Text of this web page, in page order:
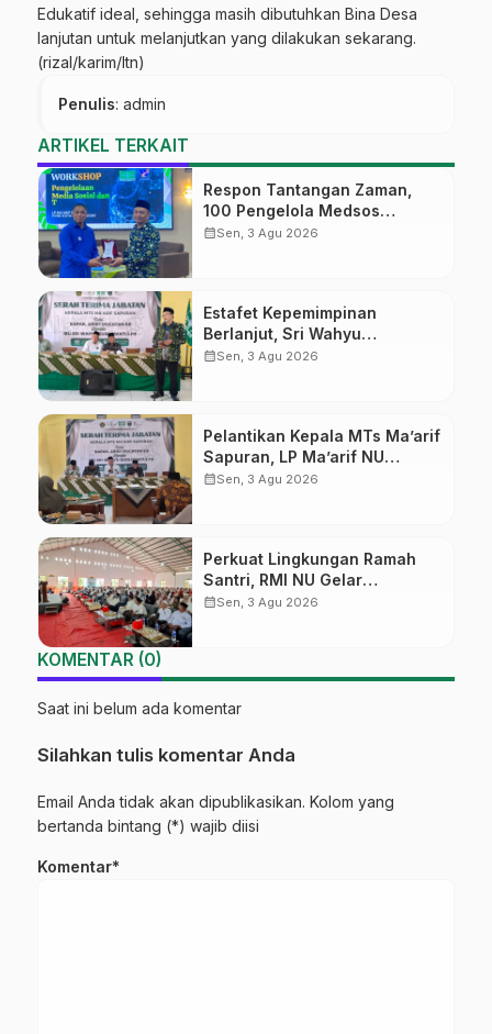
Edukatif ideal, sehingga masih dibutuhkan Bina Desa
lanjutan untuk melanjutkan yang dilakukan sekarang.
(rizal/karim/ltn)
Penulis: admin
ARTIKEL TERKAIT
Respon Tantangan Zaman,
100 Pengelola Medsos
Sekolah Ma’arif Pekalongan
calendar_monthSen, 3 Agu 2026
Estafet Kepemimpinan
Berlanjut, Sri Wahyu
Susilowati Resmi Pimpin MTs
calendar_monthSen, 3 Agu 2026
Pelantikan Kepala MTs Ma’arif
Sapuran, LP Ma’arif NU
Wonosobo Tekankan Lima
calendar_monthSen, 3 Agu 2026
Perkuat Lingkungan Ramah
Santri, RMI NU Gelar
‘Sambang Pesantren’ di Pati
calendar_monthSen, 3 Agu 2026
KOMENTAR (0)
Saat ini belum ada komentar
Silahkan tulis komentar Anda
Email Anda tidak akan dipublikasikan. Kolom yang
bertanda bintang (*) wajib diisi
Komentar*